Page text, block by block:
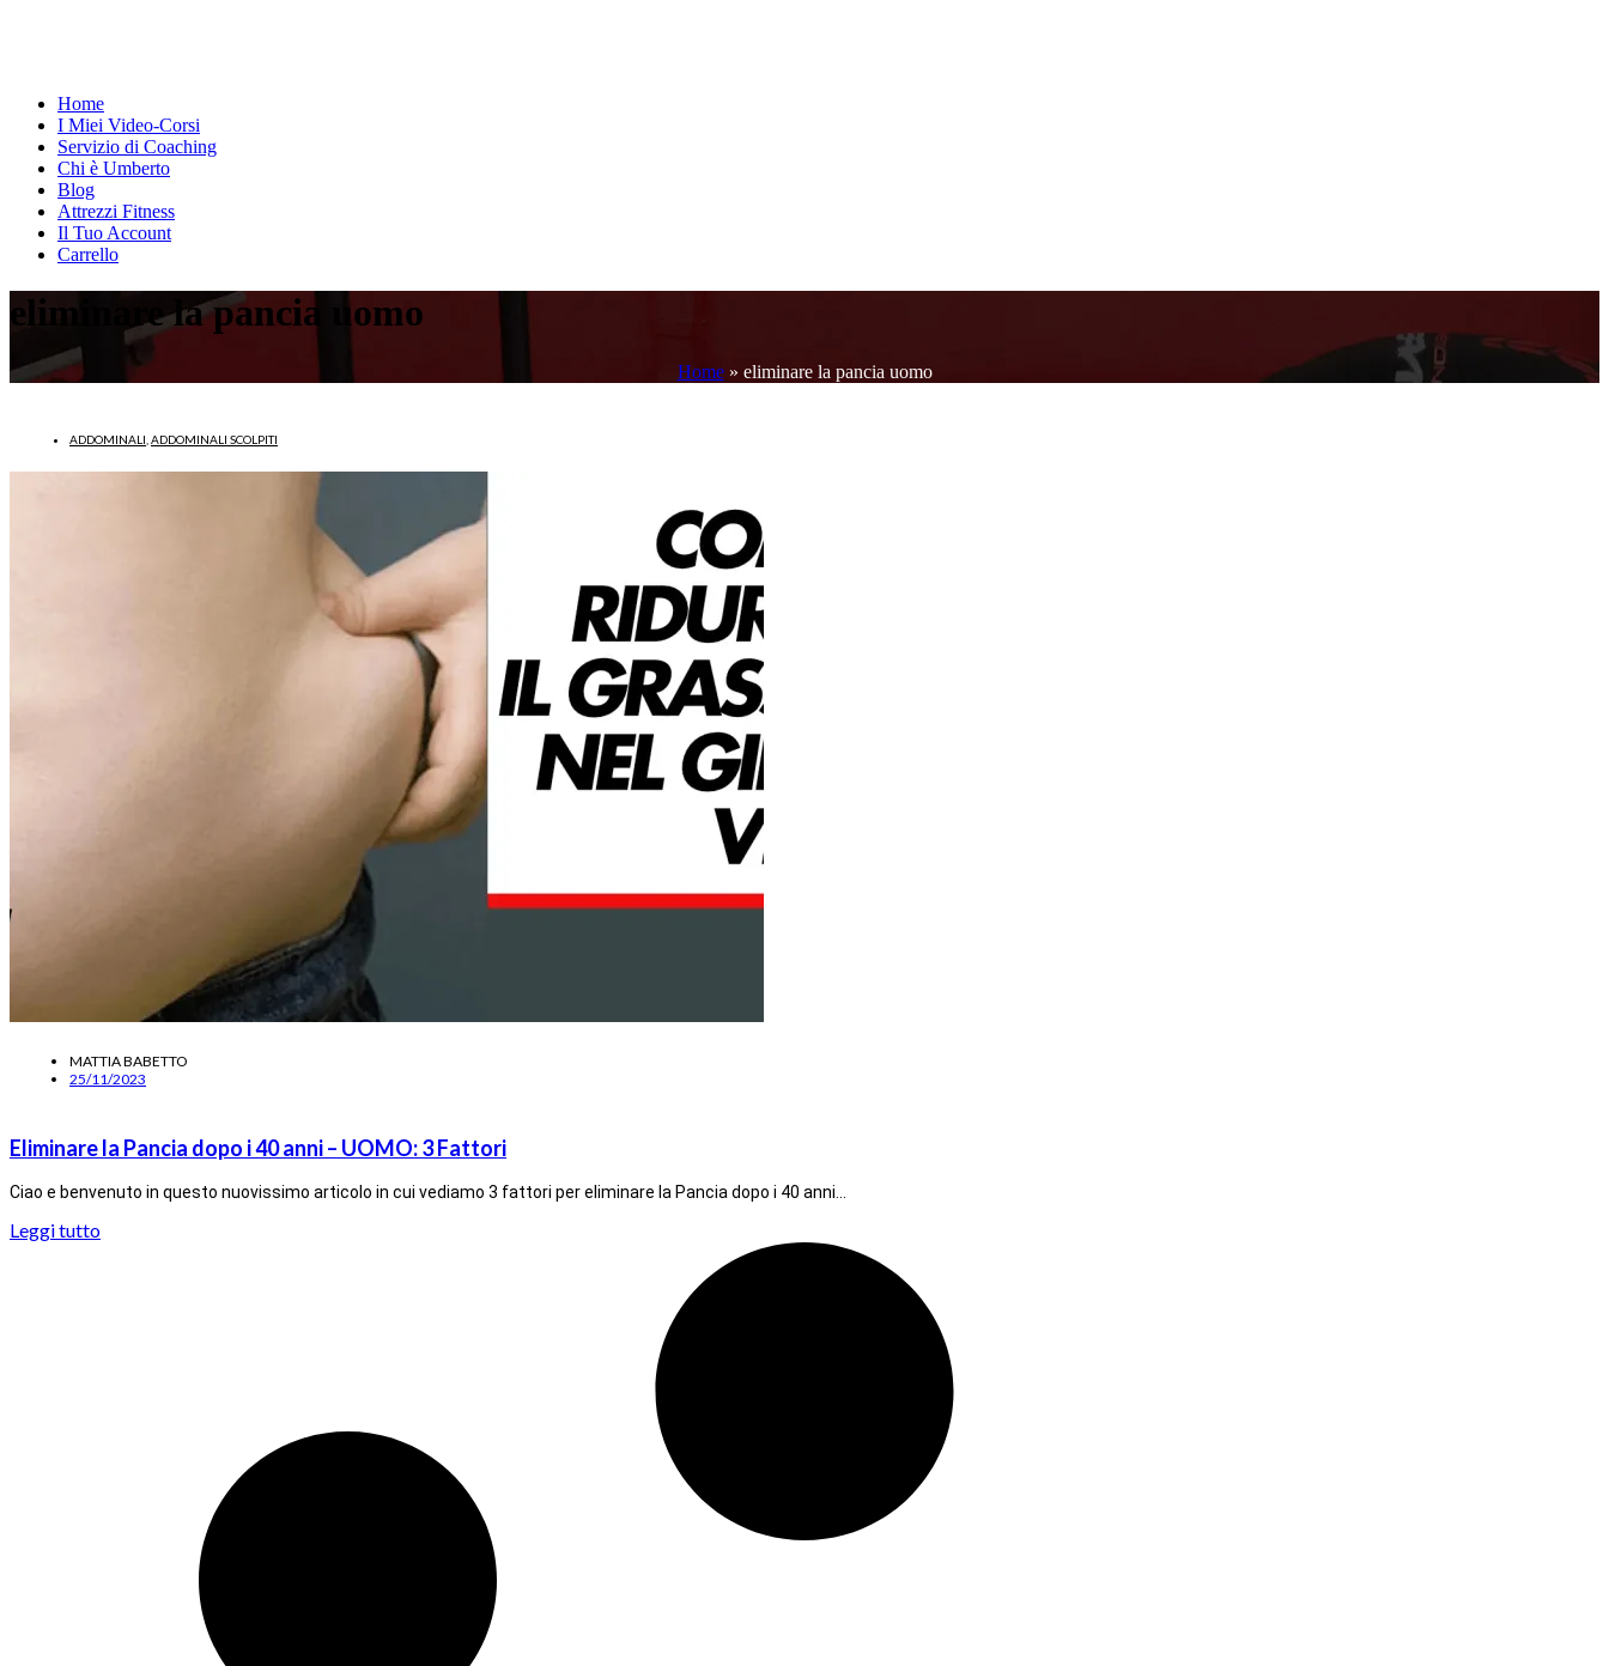
Home
I Miei Video-Corsi
Servizio di Coaching
Chi è Umberto
Blog
Attrezzi Fitness
Il Tuo Account
Carrello
eliminare la pancia uomo
Home» eliminare la pancia uomo
ADDOMINALI ADDOMINALI SCOLPITI
MATTIA BABETTO
25/11/2023
Eliminare la Pancia dopo i 40 anni – UOMO: 3 Fattori
Ciao e benvenuto in questo nuovissimo articolo in cui vediamo 3 fattori per eliminare la Pancia dopo i 40 anni…
Leggi tutto